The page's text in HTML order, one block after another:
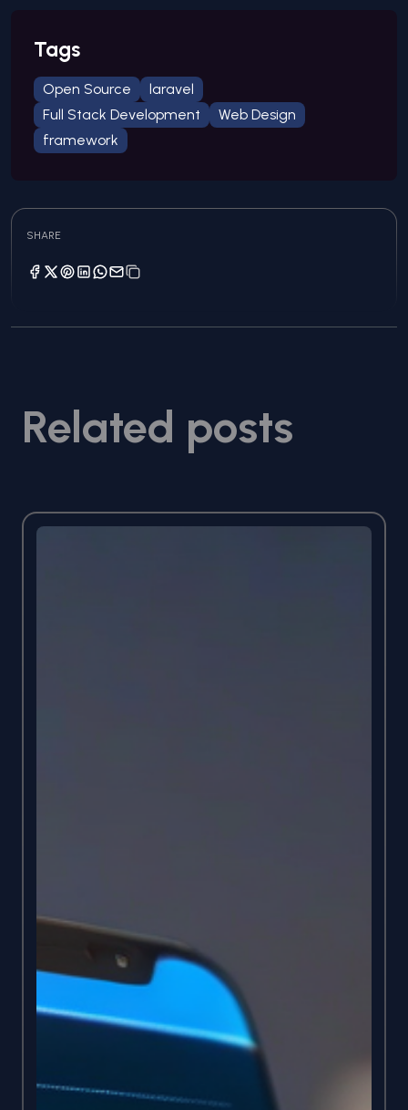
Tags
Open Source
laravel
Full Stack Development
Web Design
framework
SHARE
Related posts